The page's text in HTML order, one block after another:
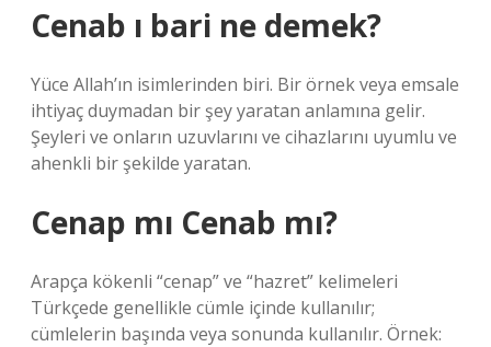
Cenab ı bari ne demek?
Yüce Allah’ın isimlerinden biri. Bir örnek veya emsale
ihtiyaç duymadan bir şey yaratan anlamına gelir.
Şeyleri ve onların uzuvlarını ve cihazlarını uyumlu ve
ahenkli bir şekilde yaratan.
Cenap mı Cenab mı?
Arapça kökenli “cenap” ve “hazret” kelimeleri
Türkçede genellikle cümle içinde kullanılır;
cümlelerin başında veya sonunda kullanılır. Örnek: